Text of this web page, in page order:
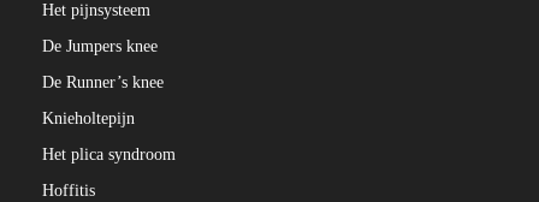
Het pijnsysteem
De Jumpers knee
De Runner’s knee
Knieholtepijn
Het plica syndroom
Hoffitis